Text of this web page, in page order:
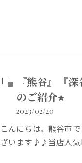
『熊谷』『
のご紹介⭐︎
2023/02/20
こんにちは。熊谷市
ざいます♪♪当店人気